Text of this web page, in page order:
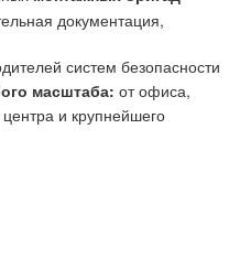
документация,
систем безопасности
масштаба: от офиса,
и крупнейшего